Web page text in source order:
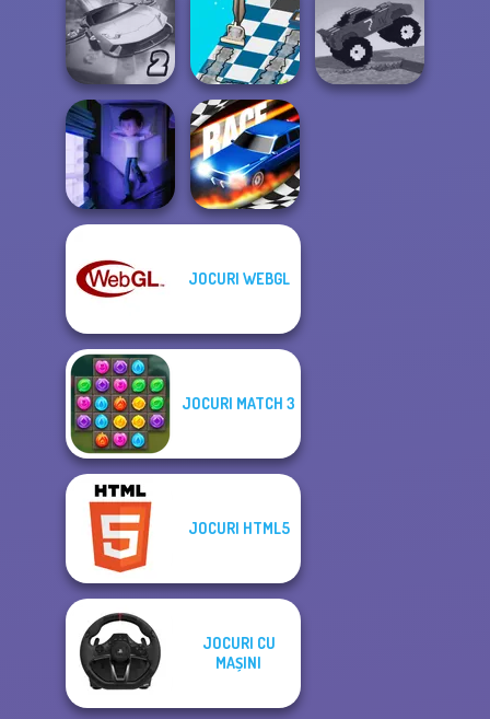
Color Fill 3D Mr. Racer
Ragdoll Arena 2
Player
Ultimate Flying
Car 2
Dusty Maze
Hunter
JOCURI WEBGL
JOCURI MATCH 3
JOCURI HTML5
JOCURI CU
MAȘINI